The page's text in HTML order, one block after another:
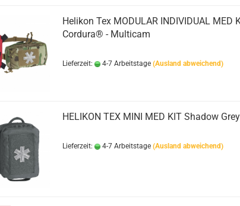
Helikon Tex MODULAR INDIVIDUAL MED
Cordura® - Multicam
Lieferzeit: 4-7 Arbeitstage (Ausland abweichend)
HELIKON TEX MINI MED KIT Shadow Grey
Lieferzeit: 4-7 Arbeitstage (Ausland abweichend)